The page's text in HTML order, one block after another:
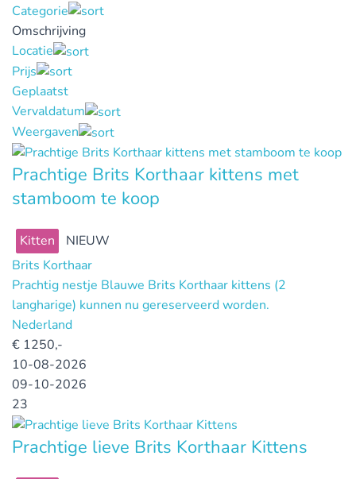
Categorie
Omschrijving
Locatie
Prijs
Geplaatst
Vervaldatum
Weergaven
Prachtige Brits Korthaar kittens met
stamboom te koop
Kitten
NIEUW
Brits Korthaar
Prachtig nestje Blauwe Brits Korthaar kittens (2
langharige) kunnen nu gereserveerd worden.
Nederland
€ 1250,-
10-08-2026
09-10-2026
23
Prachtige lieve Brits Korthaar Kittens